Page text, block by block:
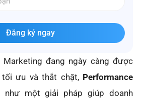
Đăng ký ngay
đang ngày càng được
ưu và thắt chặt, Performance
như một giải pháp giúp doanh